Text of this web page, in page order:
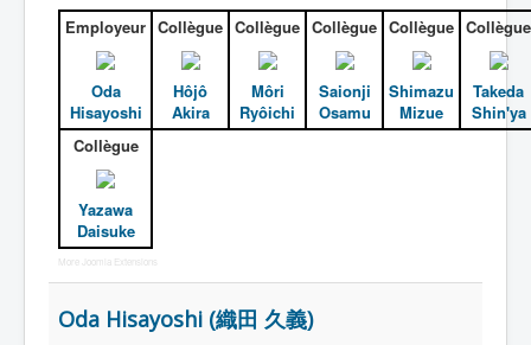
Employeur
Oda
Hisayoshi
Collègue
Hôjô
Akira
Collègue
Môri
Ryôichi
Collègue
Saionji
Osamu
Collègue
Shimazu
Mizue
Collègue
Takeda
Shin'ya
Collègue
Yazawa
Daisuke
More Joomla Extensions
Oda Hisayoshi (織田 久義)